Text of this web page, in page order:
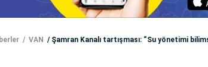
VAN Şamran Kanalı tartışması: “Su yönetimi